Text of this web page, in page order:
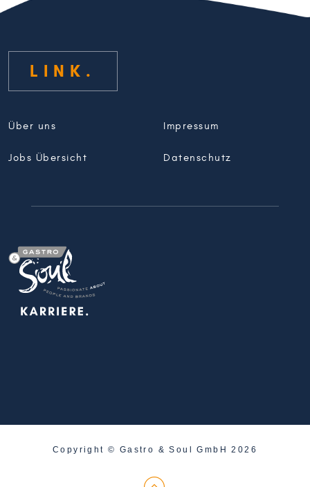
LINK
Über uns
Jobs Übersicht
Impressum
Datenschutz
Copyright © Gastro & Soul GmbH 2026